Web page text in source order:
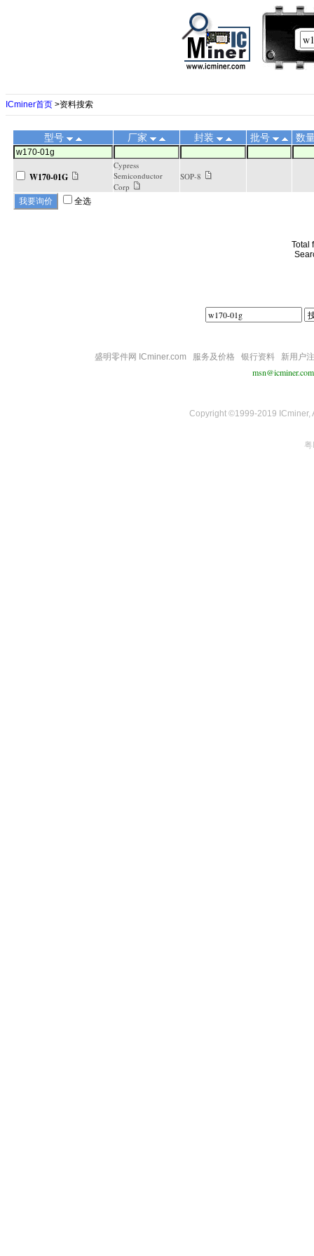
ICminer首页 >资料搜索
型号 厂家 封装 批号 数
W170-01G
Cypress
Semiconductor
Corp
SOP-8
全选
Total
盛明零件网 ICminer.com 服务及价格 银行资料 新用户
msn@icminer.com
Copyright ©1999-2019 ICminer,